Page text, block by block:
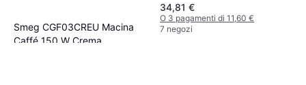
Smeg CGF03CREU Macina
Caffé 150 W Crema
34,81 €
O 3 pagamenti di 11,60 €
7 negozi